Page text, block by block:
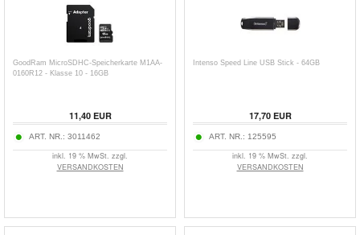
GoodRam MicroSDHC-Speicherkarte M1AA-
0160R12 - Klasse 10 - 16GB
11,40EUR
ART. NR.: 3011462
inkl. 19 % MwSt. zzgl.
VERSANDKOSTEN
Intenso Speed Line USB Stick - 64GB
17,70EUR
ART. NR.: 125595
inkl. 19 % MwSt. zzgl.
VERSANDKOSTEN